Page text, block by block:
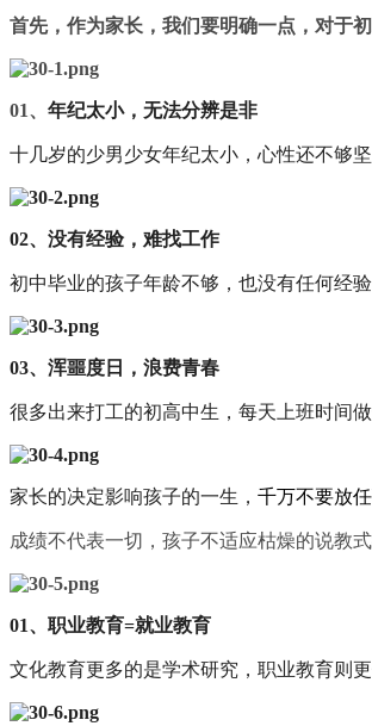
首先，作为家长，我们要明确一点，对于
01、 年纪太小，无法分辨是非
十几岁的少男少女年纪太小，心性还不够
02、 没有经验，难找工作
初中毕业的孩子年龄不够，也没有任何经
03、 浑噩度日，浪费青春
很多出来打工的初高中生，每天上班时间
家长的决定影响孩子的一生， 千万不要放
成绩不代表一切，孩子不适应枯燥的说教
01、职业教育=就业教育
文化教育更多的是学术研究，职业教育则